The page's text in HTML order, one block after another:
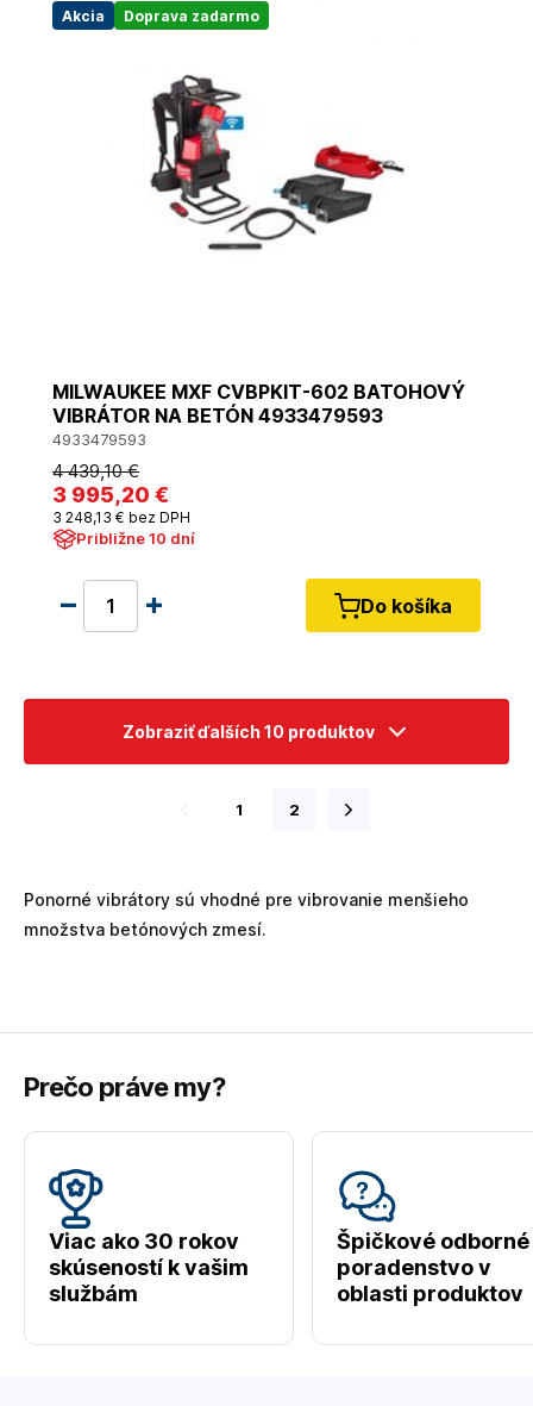
Akcia Doprava zadarmo
MILWAUKEE MXF CVBPKIT-602 BATOHOVÝ
VIBRÁTOR NA BETÓN 4933479593
4933479593
4 439,10 €
3 995,20 €
3 248,13 € bez DPH
Približne 10 dní
Do košíka
Zobraziť ďalších 10 produktov
1 2
Ponorné vibrátory sú vhodné pre vibrovanie menšieho
množstva betónových zmesí.
Prečo práve my?
Viac ako 30 rokov
skúseností k vašim
službám
Špičkové odborné
poradenstvo v
oblasti produktov